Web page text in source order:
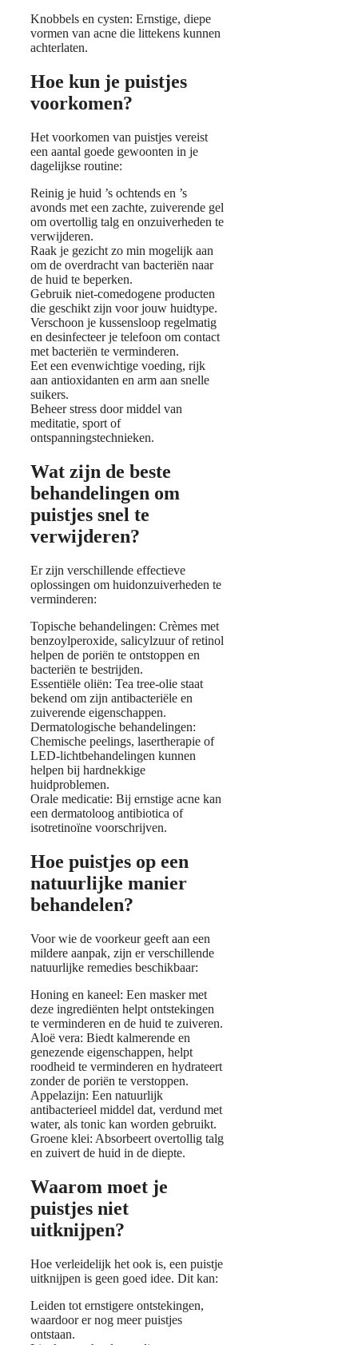
Knobbels en cysten: Ernstige, diepe
vormen van acne die littekens kunnen
achterlaten.
Hoe kun je puistjes
voorkomen?
Het voorkomen van puistjes vereist
een aantal goede gewoonten in je
dagelijkse routine:
Reinig je huid ’s ochtends en ’s
avonds met een zachte, zuiverende gel
om overtollig talg en onzuiverheden te
verwijderen.
Raak je gezicht zo min mogelijk aan
om de overdracht van bacteriën naar
de huid te beperken.
Gebruik niet-comedogene producten
die geschikt zijn voor jouw huidtype.
Verschoon je kussensloop regelmatig
en desinfecteer je telefoon om contact
met bacteriën te verminderen.
Eet een evenwichtige voeding, rijk
aan antioxidanten en arm aan snelle
suikers.
Beheer stress door middel van
meditatie, sport of
ontspanningstechnieken.
Wat zijn de beste
behandelingen om
puistjes snel te
verwijderen?
Er zijn verschillende effectieve
oplossingen om huidonzuiverheden te
verminderen:
Topische behandelingen: Crèmes met
benzoylperoxide, salicylzuur of retinol
helpen de poriën te ontstoppen en
bacteriën te bestrijden.
Essentiële oliën: Tea tree-olie staat
bekend om zijn antibacteriële en
zuiverende eigenschappen.
Dermatologische behandelingen:
Chemische peelings, lasertherapie of
LED-lichtbehandelingen kunnen
helpen bij hardnekkige
huidproblemen.
Orale medicatie: Bij ernstige acne kan
een dermatoloog antibiotica of
isotretinoïne voorschrijven.
Hoe puistjes op een
natuurlijke manier
behandelen?
Voor wie de voorkeur geeft aan een
mildere aanpak, zijn er verschillende
natuurlijke remedies beschikbaar:
Honing en kaneel: Een masker met
deze ingrediënten helpt ontstekingen
te verminderen en de huid te zuiveren.
Aloë vera: Biedt kalmerende en
genezende eigenschappen, helpt
roodheid te verminderen en hydrateert
zonder de poriën te verstoppen.
Appelazijn: Een natuurlijk
antibacterieel middel dat, verdund met
water, als tonic kan worden gebruikt.
Groene klei: Absorbeert overtollig talg
en zuivert de huid in de diepte.
Waarom moet je
puistjes niet
uitknijpen?
Hoe verleidelijk het ook is, een puistje
uitknijpen is geen goed idee. Dit kan:
Leiden tot ernstigere ontstekingen,
waardoor er nog meer puistjes
ontstaan.